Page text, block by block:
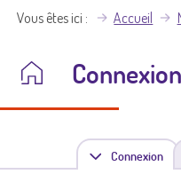
Vous êtes ici Accueil
Connexion
Connexion(